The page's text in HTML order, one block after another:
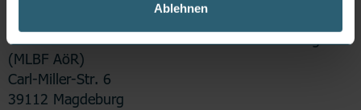
Ablehnen
Marktüberwachungsstelle der Länder für die
Barrierefreiheit von Produkten und Dienstleistungen
(MLBF AöR)
Carl-Miller-Str. 6
39112 Magdeburg